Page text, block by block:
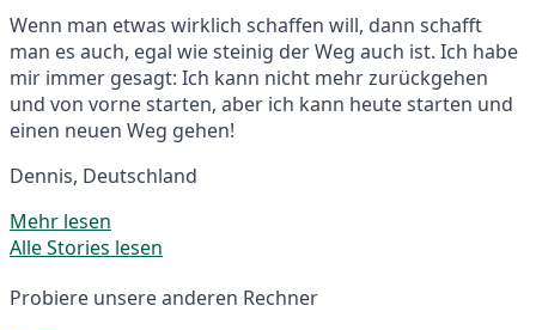
Wenn man etwas wirklich schaffen will, dann schafft
man es auch, egal wie steinig der Weg auch ist. Ich habe
mir immer gesagt: Ich kann nicht mehr zurückgehen
und von vorne starten, aber ich kann heute starten und
einen neuen Weg gehen!
Dennis, Deutschland
Mehr lesen
Alle Stories lesen
Probiere unsere anderen Rechner